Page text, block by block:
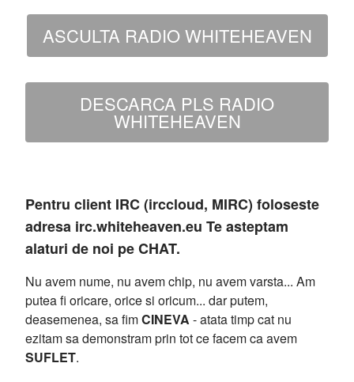
ASCULTA RADIO WHITEHEAVEN
DESCARCA PLS RADIO
WHITEHEAVEN
Pentru client IRC (irccloud, MIRC) foloseste
adresa irc.whiteheaven.eu Te asteptam
alaturi de noi pe CHAT.
Nu avem nume, nu avem chip, nu avem varsta... Am
putea fi oricare, orice si oricum... dar putem,
deasemenea, sa fimCINEVA - atata timp cat nu
ezitam sa demonstram prin tot ce facem ca avem
SUFLET.